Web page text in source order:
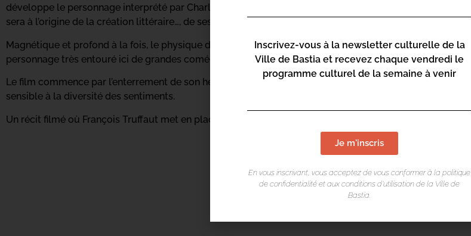
développe le personnage interprété par Charles Denner, écrivain dont la passion pour les femmes
sera à l’origine de la création littéraire…, de ses déambulations, et de la mort !
Magnétique et profond à la fois, le physique de Charles Denner peu commun colle à merveille à ce
personnage très entouré ici de grandes comédiennes.
Le film commence par l’enterrement de son héros, ni macho ni érotomane, mais amoureux délicat,
sensible à la diversité des sentiments.
Un récit filmé où François Truffaut met en place une atmosphère prenante.
Inscrivez-vous à la newsletter culturelle de la
Ville de Bastia et recevez chaque vendredi le
programme culturel de la semaine à venir
Je m'inscris
En vous inscrivant, vous acceptez de vous conformer à la politique
de confidentialité et aux conditions d’utilisation de la Ville de
Bastia.